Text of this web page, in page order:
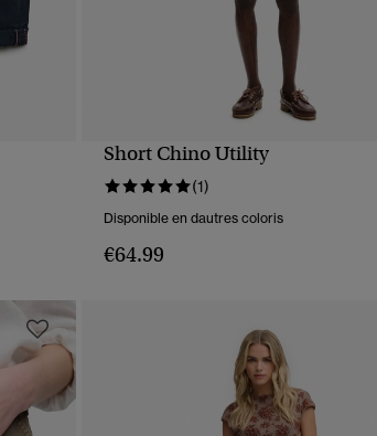
APERÇU RAPIDE
Short Chino Utility
(1)
Disponible en dautres coloris
€64.99